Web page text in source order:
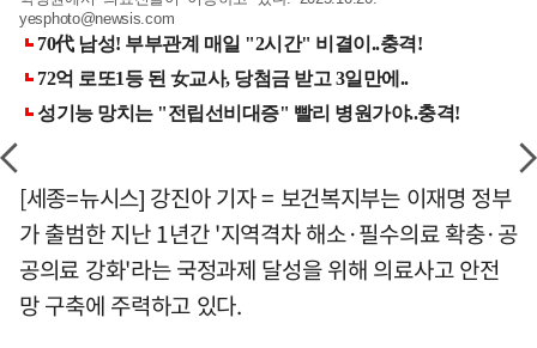
yesphoto@newsis.com
[세종=뉴시스] 강진아 기자 = 보건복지부는 이재명 정부
가 출범한 지난 1년간 '지역격차 해소·필수의료 확충·공
공의료 강화'라는 국정과제 달성을 위해 의료사고 안전
망 구축에 주력하고 있다.